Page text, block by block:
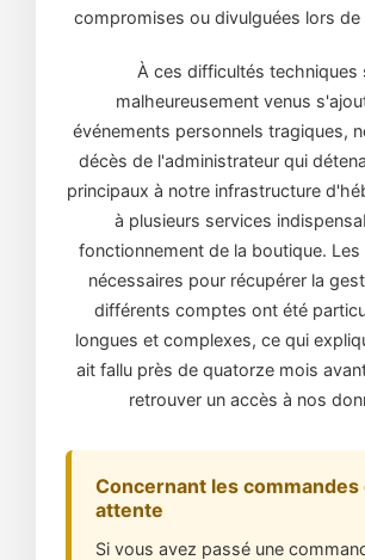
compromises ou divulguées lors de
À ces difficultés techniques
malheureusement venus
événements personnels tragiques,
décès de l'administrateur qui
principaux à notre infrastructure
à plusieurs services
fonctionnement de la boutique.
nécessaires pour récupérer la
différents comptes ont été
longues et complexes, ce qui
ait fallu près de quatorze mois
retrouver un accès à nos
Concernant les commandes
attente
Si vous avez passé une